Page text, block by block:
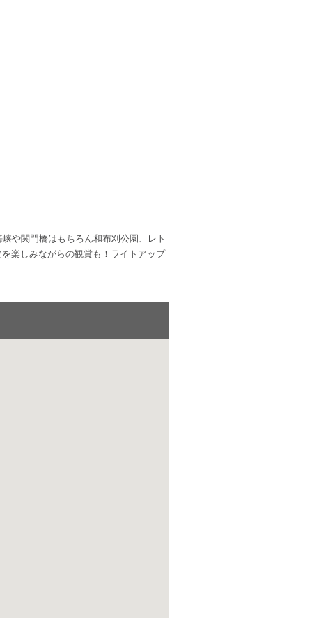
や関門橋はもちろん和布刈公園、レト
楽しみながらの観賞も！ライトアップ